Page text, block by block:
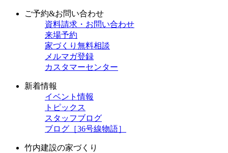
ご予約&お問い合わせ
資料請求・お問い合わせ
来場予約
家づくり無料相談
メルマガ登録
カスタマーセンター
新着情報
イベント情報
トピックス
スタッフブログ
ブログ［36号線物語］
竹内建設の家づくり